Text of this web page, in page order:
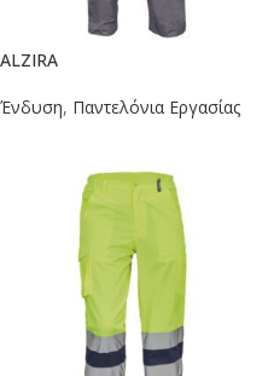
ALZIRA
Ένδυση, Παντελόνια Εργασίας